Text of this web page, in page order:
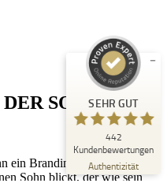
SOHN
ein Brandinspektor der
Sohn blickt, der wie sein
SEHR GUT
442
Kundenbewertungen
Authentizität
Empfehlungen auf
ProvenExpert.com
auf ProvenExpert.com
aufs ProvenExpert-Profil werfen
22.07.2026